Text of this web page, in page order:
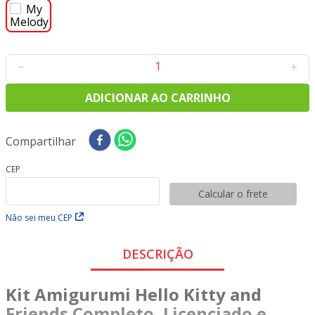
＋
－
ADICIONAR AO CARRINHO
Compartilhar
CEP
Não sei meu CEP
Calcular o frete
DESCRIÇÃO
Kit Amigurumi Hello Kitty and
9 º
tecido oxford